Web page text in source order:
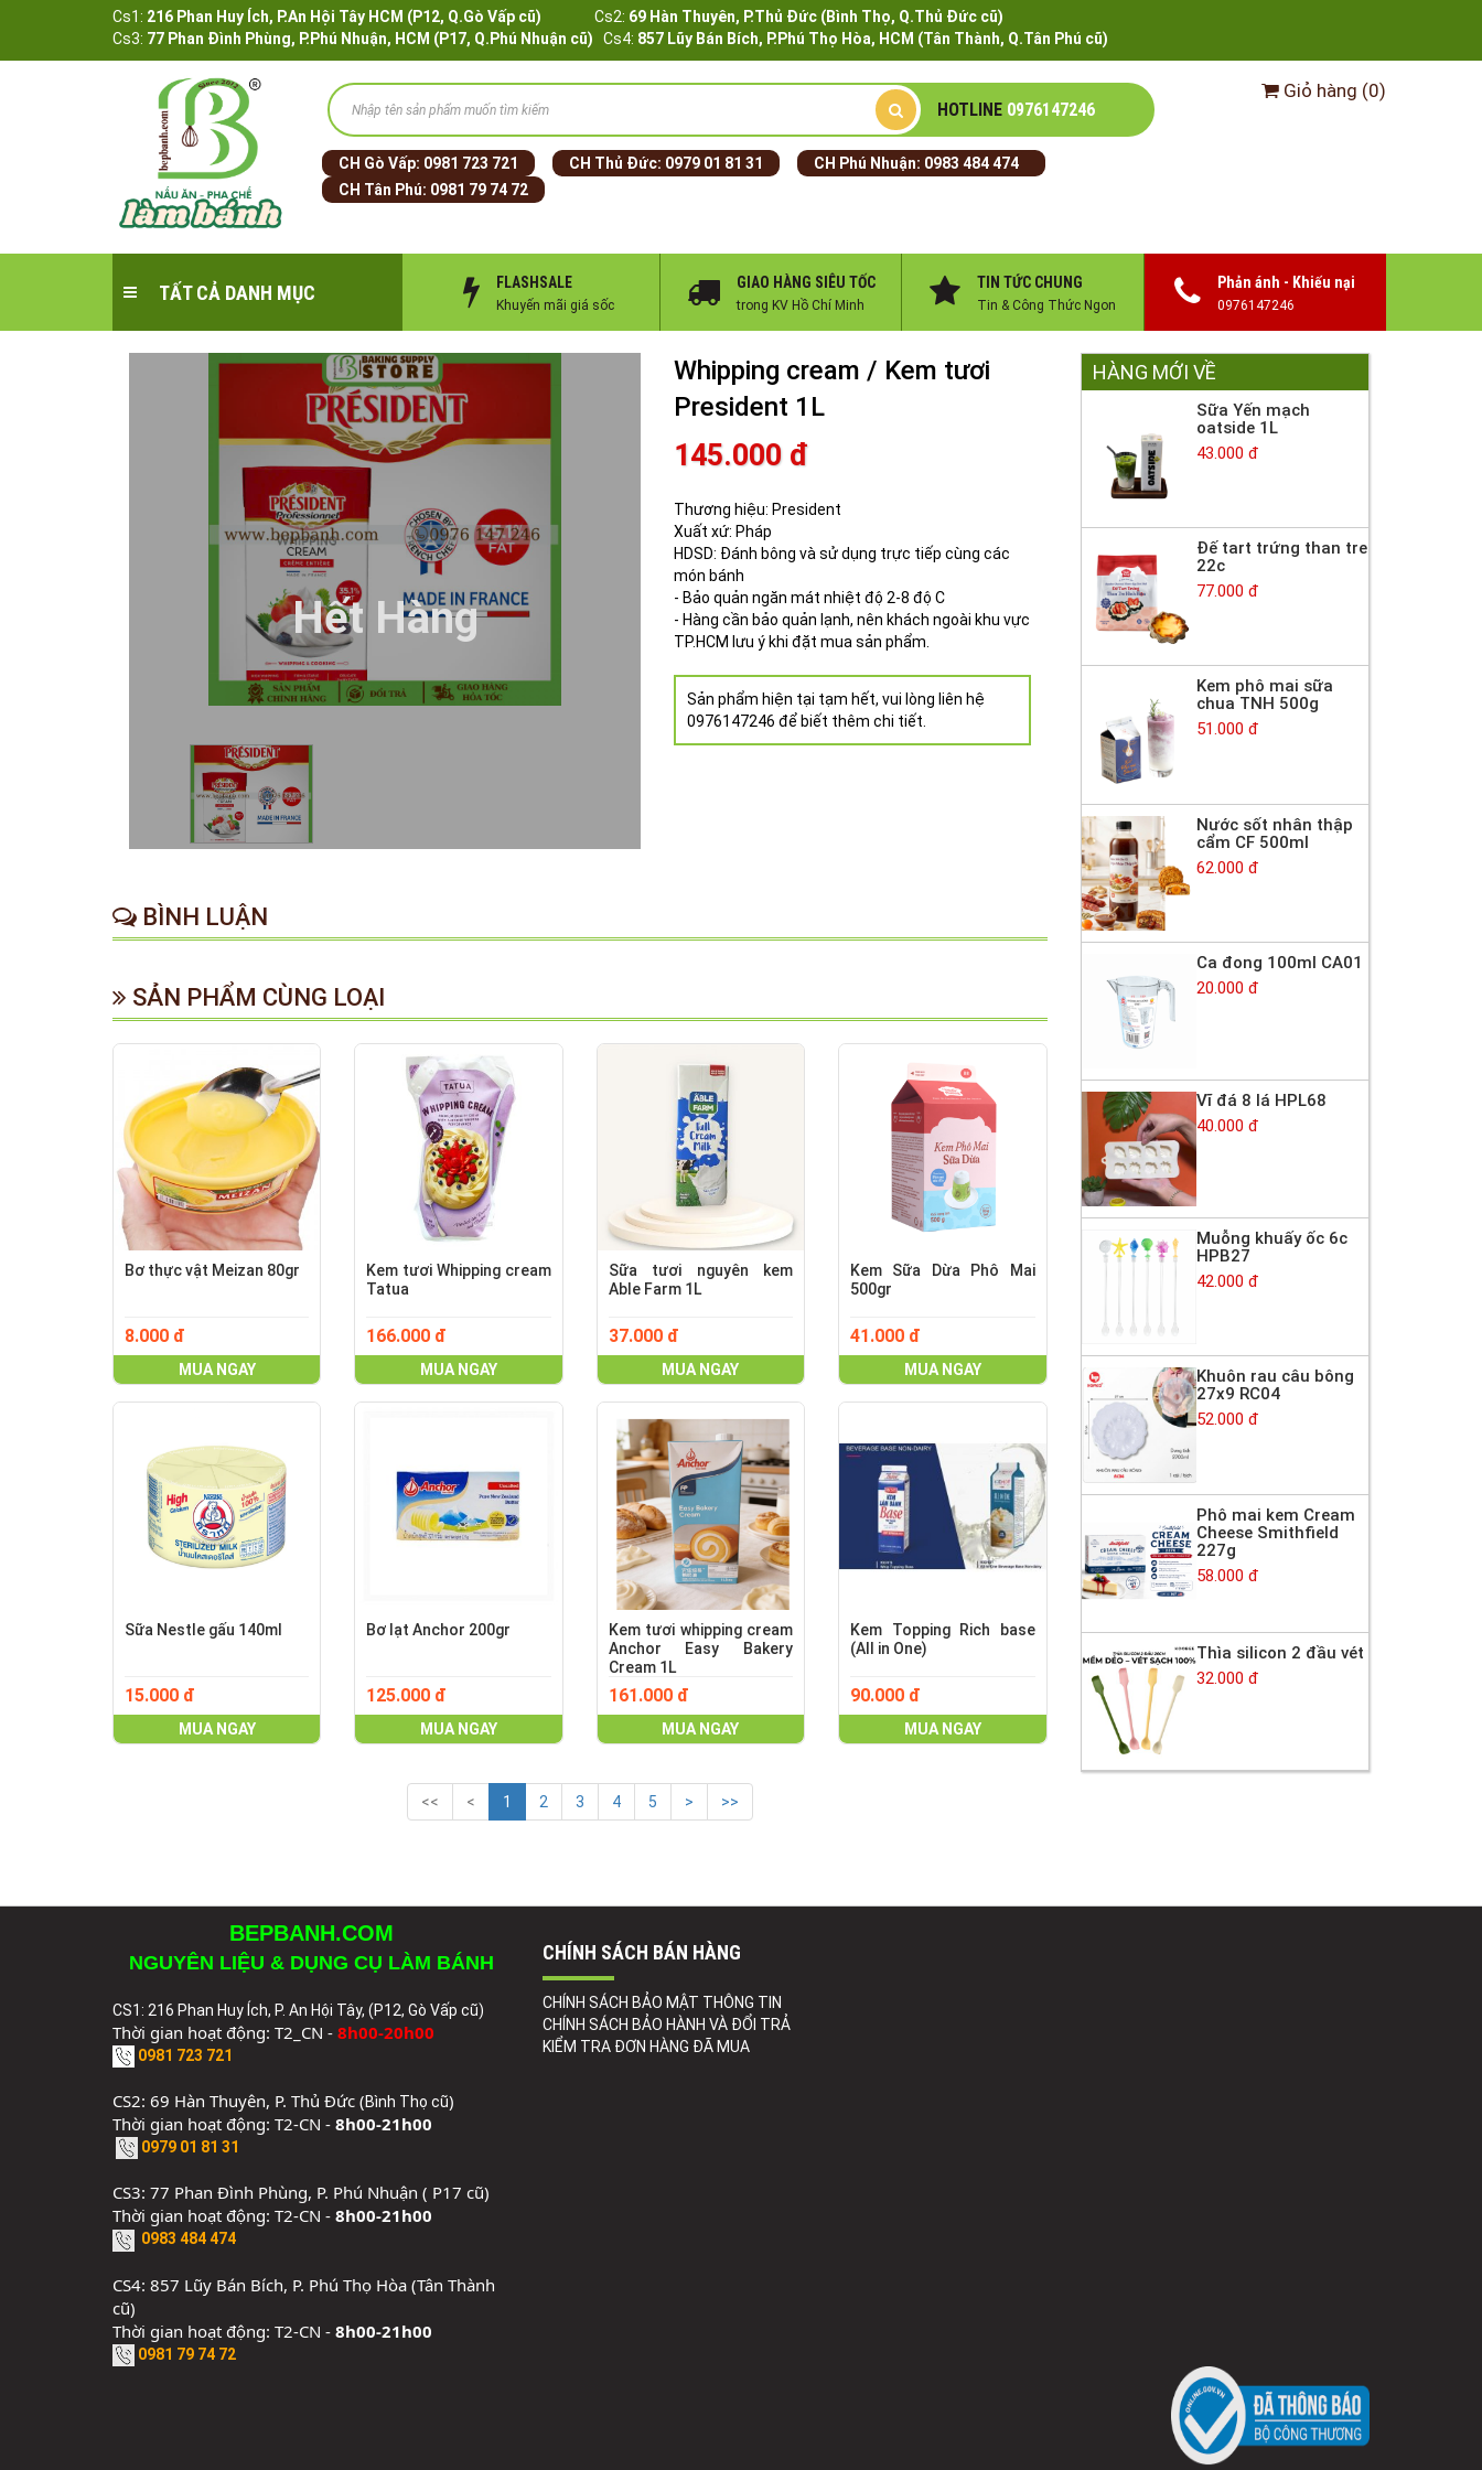
Cs1: 216 Phan Huy Ích, P.An Hội Tây HCM (P12, Q.Gò Vấp cũ) Cs2: 69 Hàn Thuyên, P.Thủ Đức (Bình Thọ, Q.Thủ Đức cũ)
Cs3: 77 Phan Đình Phùng, P.Phú Nhuận, HCM (P17, Q.Phú Nhuận cũ) Cs4: 857 Lũy Bán Bích, P.Phú Thọ Hòa, HCM (Tân Thành, Q.Tân Phú cũ)
HOTLINE 0976147246
CH Gò Vấp: 0981 723 721 CH Thủ Đức: 0979 01 81 31 CH Phú Nhuận: 0983 484 474
CH Tân Phú: 0981 79 74 72
Giỏ hàng (0)
TẤT CẢ DANH MỤC FLASHSALE
Khuyến mãi giá sốc
GIAO HÀNG SIÊU TỐC
trong KV Hồ Chí Minh
TIN TỨC CHUNG
Tin & Công Thức Ngon
Phản ánh - Khiếu nại
0976147246
Hết Hàng
Whipping cream / Kem tươi
President 1L
145.000 đ
Thương hiệu: President
Xuất xứ: Pháp
HDSD: Đánh bông và sử dụng trực tiếp cùng các
món bánh
- Bảo quản ngăn mát nhiệt độ 2-8 độ C
- Hàng cần bảo quản lạnh, nên khách ngoài khu vực
TP.HCM lưu ý khi đặt mua sản phẩm.
Sản phẩm hiện tại tạm hết, vui lòng liên hệ
0976147246 để biết thêm chi tiết.
BÌNH LUẬN
SẢN PHẨM CÙNG LOẠI
Bơ thực vật Meizan 80gr
8.000 đ
MUA NGAY
Kem tươi Whipping cream
Tatua
166.000 đ
MUA NGAY
Sữa tươi nguyên kem
Able Farm 1L
37.000 đ
MUA NGAY
Kem Sữa Dừa Phô Mai
500gr
41.000 đ
MUA NGAY
Sữa Nestle gấu 140ml
15.000 đ
MUA NGAY
Bơ lạt Anchor 200gr
125.000 đ
MUA NGAY
Kem tươi whipping cream
Anchor Easy Bakery
Cream 1L
161.000 đ
MUA NGAY
Kem Topping Rich base
(All in One)
90.000 đ
MUA NGAY
<< < 1 2 3 4 5 > >>
HÀNG MỚI VỀ
Sữa Yến mạch
oatside 1L
43.000 đ
Đế tart trứng than tre
22c
77.000 đ
Kem phô mai sữa
chua TNH 500g
51.000 đ
Nước sốt nhân thập
cẩm CF 500ml
62.000 đ
Ca đong 100ml CA01
20.000 đ
Vĩ đá 8 lá HPL68
40.000 đ
Muỗng khuấy ốc 6c
HPB27
42.000 đ
Khuôn rau câu bông
27x9 RC04
52.000 đ
Phô mai kem Cream
Cheese Smithfield
227g
58.000 đ
Thìa silicon 2 đầu vét
32.000 đ
BEPBANH.COM
NGUYÊN LIỆU & DỤNG CỤ LÀM BÁNH
CS1: 216 Phan Huy Ích, P. An Hội Tây, (P12, Gò Vấp cũ)
Thời gian hoạt động: T2_CN - 8h00-20h00
0981 723 721
CS2: 69 Hàn Thuyên, P. Thủ Đức (Bình Thọ cũ)
Thời gian hoạt động: T2-CN - 8h00-21h00
0979 01 81 31
CS3: 77 Phan Đình Phùng, P. Phú Nhuận ( P17 cũ)
Thời gian hoạt động: T2-CN - 8h00-21h00
0983 484 474
CS4: 857 Lũy Bán Bích, P. Phú Thọ Hòa (Tân Thành
cũ)
Thời gian hoạt động: T2-CN - 8h00-21h00
0981 79 74 72
CHÍNH SÁCH BÁN HÀNG
CHÍNH SÁCH BẢO MẬT THÔNG TIN
CHÍNH SÁCH BẢO HÀNH VÀ ĐỔI TRẢ
KIỂM TRA ĐƠN HÀNG ĐÃ MUA